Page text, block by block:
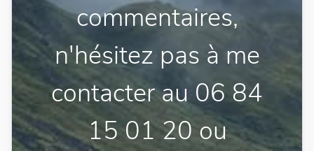
commentaires,
n'hésitez pas à me
contacter au 06 84
15 01 20 ou